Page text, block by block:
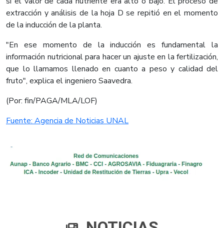
extracción y análisis de la hoja D se repitió en el momento
de la inducción de la planta.
"En ese momento de la inducción es fundamental la
información nutricional para hacer un ajuste en la fertilización,
que lo llamamos llenado en cuanto a peso y calidad del
fruto", explica el ingeniero Saavedra.
(Por: fin/PAGA/MLA/LOF)
Fuente: Agencia de Noticias UNAL